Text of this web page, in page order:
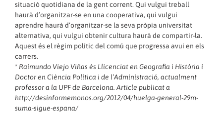
situació quotidiana de la gent corrent. Qui vulgui treball
haurà d’organitzar-se en una cooperativa, qui vulgui
aprendre haurà d’organitzar-se la seva pròpia universitat
alternativa, qui vulgui obtenir cultura haurà de compartir-la.
Aquest és el règim polític del comú que progressa avui en els
carrers.
* Raimundo Viejo Viñas és Llicenciat en Geografia i Història i
Doctor en Ciència Política i de l’Administració, actualment
professor a la UPF de Barcelona. Article publicat a
http://desinformemonos.org/2012/04/huelga-general-29m-
suma-sigue-espana/